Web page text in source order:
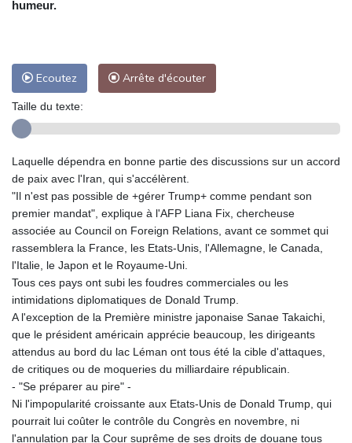
humeur.
Ecoutez Arrête d'écouter
Taille du texte:
Laquelle dépendra en bonne partie des discussions sur un accord
de paix avec l'Iran, qui s'accélèrent.
"Il n'est pas possible de +gérer Trump+ comme pendant son
premier mandat", explique à l'AFP Liana Fix, chercheuse
associée au Council on Foreign Relations, avant ce sommet qui
rassemblera la France, les Etats-Unis, l'Allemagne, le Canada,
l'Italie, le Japon et le Royaume-Uni.
Tous ces pays ont subi les foudres commerciales ou les
intimidations diplomatiques de Donald Trump.
A l'exception de la Première ministre japonaise Sanae Takaichi,
que le président américain apprécie beaucoup, les dirigeants
attendus au bord du lac Léman ont tous été la cible d'attaques,
de critiques ou de moqueries du milliardaire républicain.
- "Se préparer au pire" -
Ni l'impopularité croissante aux Etats-Unis de Donald Trump, qui
pourrait lui coûter le contrôle du Congrès en novembre, ni
l'annulation par la Cour suprême de ses droits de douane tous